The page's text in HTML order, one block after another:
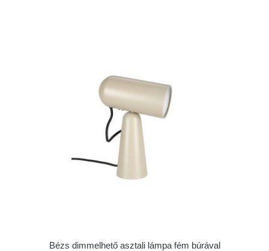
Bézs dimmelhető asztali lámpa fém búrával